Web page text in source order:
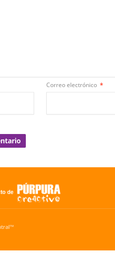
Correo electrónico *